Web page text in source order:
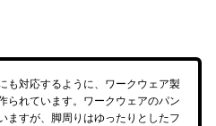
も対応するように、ワークウェア製
られています。ワークウェアのパン
ますが、脚周りはゆったりとしたフ